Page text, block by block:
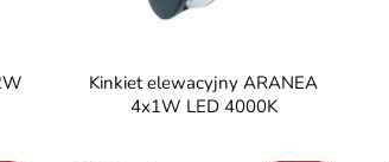
Kinkiet elewacyjny ARANEA
4x1W LED 4000K